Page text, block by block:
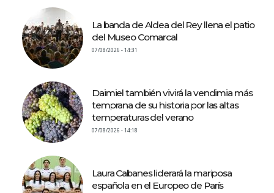
La banda de Aldea del Rey llena el patio
del Museo Comarcal
07/08/2026 - 14:31
Daimiel también vivirá la vendimia más
temprana de su historia por las altas
temperaturas del verano
07/08/2026 - 14:18
Laura Cabanes liderará la mariposa
española en el Europeo de París